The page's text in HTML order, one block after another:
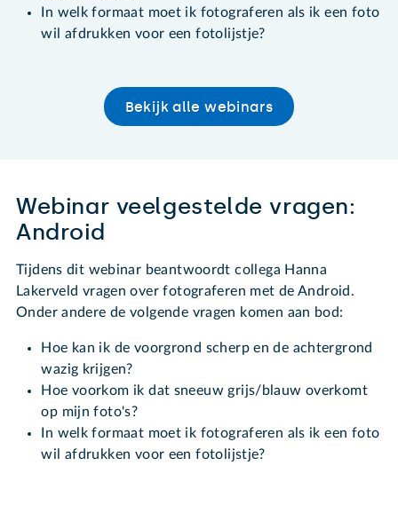
In welk formaat moet ik fotograferen als ik een foto
wil afdrukken voor een fotolijstje?
Bekijk alle webinars
Webinar veelgestelde vragen:
Android
Tijdens dit webinar beantwoordt collega Hanna
Lakerveld vragen over fotograferen met de Android.
Onder andere de volgende vragen komen aan bod:
Hoe kan ik de voorgrond scherp en de achtergrond
wazig krijgen?
Hoe voorkom ik dat sneeuw grijs/blauw overkomt
op mijn foto's?
In welk formaat moet ik fotograferen als ik een foto
wil afdrukken voor een fotolijstje?